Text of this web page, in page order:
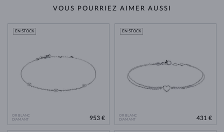
VOUS POURRIEZ AIMER AUSSI
OR BLANC
DIAMANT
EN STOCK
953 €
OR BLANC
DIAMANT
EN STOCK
431 €